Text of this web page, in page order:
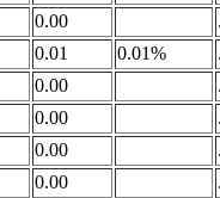
0.00
0.01 0.01%
0.00
0.00
0.00
0.00